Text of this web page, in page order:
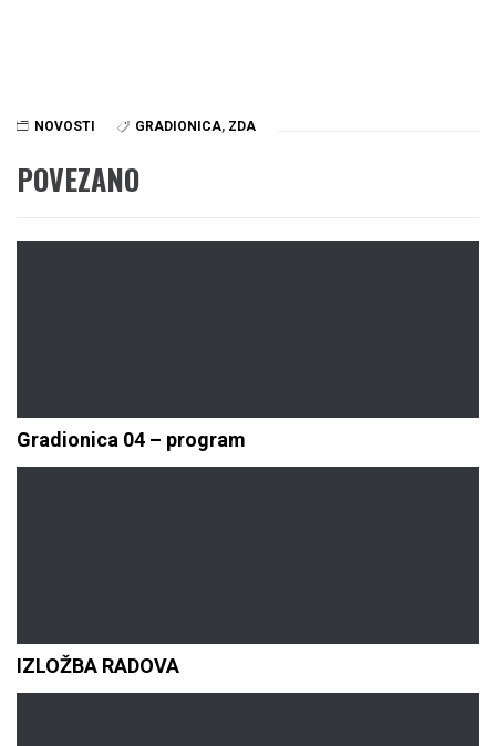
NOVOSTI GRADIONICA, ZDA
POVEZANO
Gradionica 04 – program
IZLOŽBA RADOVA